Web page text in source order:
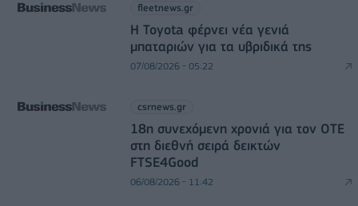
fleetnews.gr
Η Toyota φέρνει νέα γενιά
μπαταριών για τα υβριδικά της
07/08/2026 - 05:22
csrnews.gr
18η συνεχόμενη χρονιά για τον ΟΤΕ
στη διεθνή σειρά δεικτών
FTSE4Good
06/08/2026 - 11:42